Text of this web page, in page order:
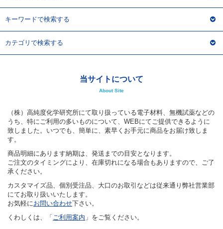
キーワードで検索する
カテゴリで検索する
当サイトについて
About Site
（株）高純度化学研究所にて取り扱っている電子材料、無機試薬などの
うち、特にご利用の多いものについて、WEBにてご提供できるように
致しました。いつでも、簡単に、素早くお手元に商品をお届け致しま
す。
商品明細にあります納期は、発送までの目安となります。
ご注文のタイミングにより、在庫切れになる場合もありますので、ご了
承ください。
カスタマイズ品、個別受注品、大口のお取引などは従来通り弊社営業部
にてお取り扱いいたします。
お気軽にお問い合わせ下さい。
くわしくは、「 ご利用案内 」をご覧ください。